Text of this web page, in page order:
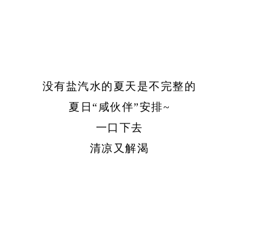
没有盐汽水的夏天是不完整的
夏日 “咸伙伴”安排~
一口下去
清凉又解渴